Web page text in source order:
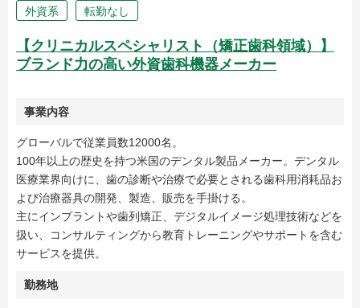
外資系 転勤なし
【クリニカルスペシャリスト（矯正歯科領域）】
ブランド力の高い外資歯科機器メーカー
事業内容
グローバルで従業員数12000名。
100年以上の歴史を持つ米国のデンタル製品メーカー。デンタル
医療業界向けに、歯の診断や治療で必要とされる歯科用消耗品お
よび治療器具の開発、製造、販売を手掛ける。
主にインプラントや歯列矯正、デジタルイメージ処理技術などを
扱い、コンサルティングから教育トレーニングやサポートを含む
サービスを提供。
勤務地